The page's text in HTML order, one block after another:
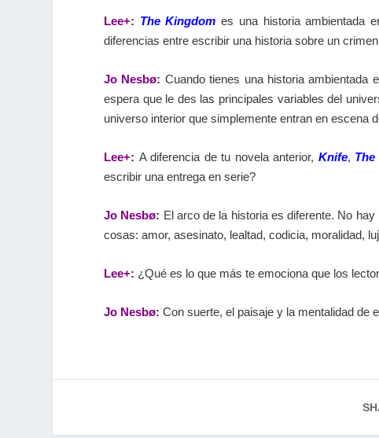
Lee+: The Kingdomes una historia ambientada
diferencias entre escribir una historia sobre un
Jo Nesbø: Cuando tienes una historia ambientada
espera que le des las principales variables del
universo interior que simplemente entran en escena
Lee+: A diferencia de tu novela anterior, Knife,
escribir una entrega en serie?
Jo Nesbø: El arco de la historia es diferente. No
cosas: amor, asesinato, lealtad, codicia, moralidad,
Lee+: ¿Qué es lo que más te emociona que los
Jo Nesbø: Con suerte, el paisaje y la mentalidad de